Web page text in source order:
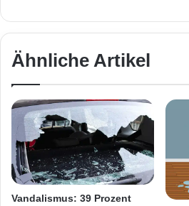
Ähnliche Artikel
Vandalismus: 39 Prozent